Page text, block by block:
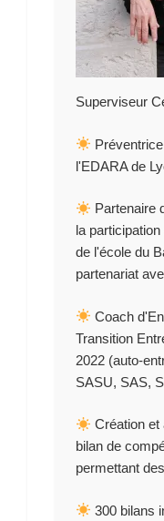
Superviseur
l'EDARA de
Partenaire
la
de l'école du
partenariat
Coach
Transition
2022 (auto-
SASU, SAS,
Création et
bilan de
permettant
300 bilans